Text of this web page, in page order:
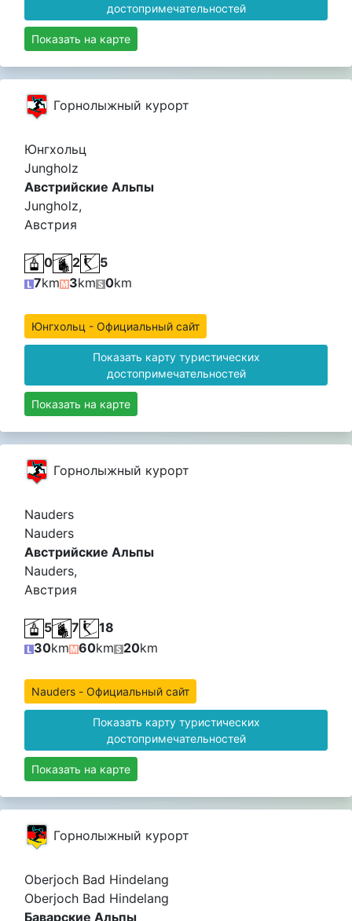
достопримечательностей
Показать на карте
Горнолыжный курорт
Юнгхольц
Jungholz
Австрийские Альпы
Jungholz,
Австрия
0 2
5
7km 3km 0km
Юнгхольц - Официальный сайт
Показать карту туристических
достопримечательностей
Показать на карте
Горнолыжный курорт
Nauders
Nauders
Австрийские Альпы
Nauders,
Австрия
5 7
18
30km 60km 20km
Nauders - Официальный сайт
Показать карту туристических
достопримечательностей
Показать на карте
Горнолыжный курорт
Oberjoch Bad Hindelang
Oberjoch Bad Hindelang
Баварские Альпы